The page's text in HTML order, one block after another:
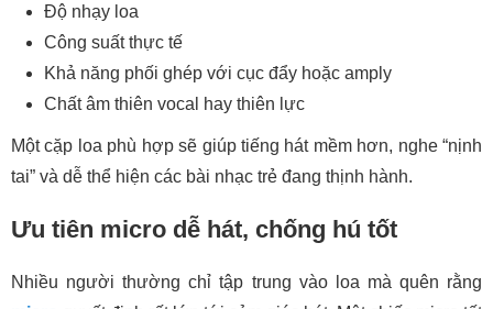
Độ nhạy loa
Công suất thực tế
Khả năng phối ghép với cục đẩy hoặc amply
Chất âm thiên vocal hay thiên lực
Một cặp loa phù hợp sẽ giúp tiếng hát mềm hơn, nghe “nịnh
tai” và dễ thể hiện các bài nhạc trẻ đang thịnh hành.
Ưu tiên micro dễ hát, chống hú tốt
Nhiều người thường chỉ tập trung vào loa mà quên rằng